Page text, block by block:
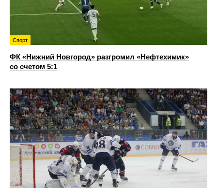
Спорт
ФК «Нижний Новгород» разгромил «Нефтехимик»
со счетом 5:1